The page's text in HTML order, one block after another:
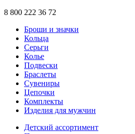
8 800 222 36 72
Броши и значки
Кольца
Серьги
Колье
Подвески
Браслеты
Сувениры
Цепочки
Комплекты
Изделия для мужчин
Детский ассортимент